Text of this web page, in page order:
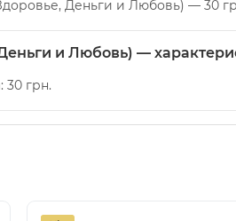
Деньги и Любовь) — 30
и Любовь) —
30 грн.